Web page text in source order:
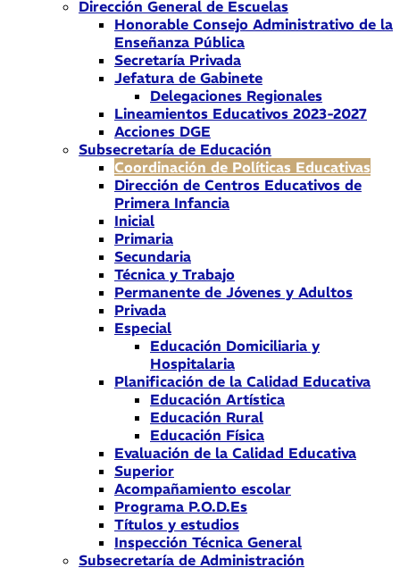
Dirección General de Escuelas
Honorable Consejo Administrativo de la
Enseñanza Pública
Secretaría Privada
Jefatura de Gabinete
Delegaciones Regionales
Lineamientos Educativos 2023-2027
Acciones DGE
Subsecretaría de Educación
Coordinación de Políticas Educativas
Dirección de Centros Educativos de
Primera Infancia
Inicial
Primaria
Secundaria
Técnica y Trabajo
Permanente de Jóvenes y Adultos
Privada
Especial
Educación Domiciliaria y
Hospitalaria
Planificación de la Calidad Educativa
Educación Artística
Educación Rural
Educación Física
Evaluación de la Calidad Educativa
Superior
Acompañamiento escolar
Programa P.O.D.Es
Títulos y estudios
Inspección Técnica General
Subsecretaría de Administración